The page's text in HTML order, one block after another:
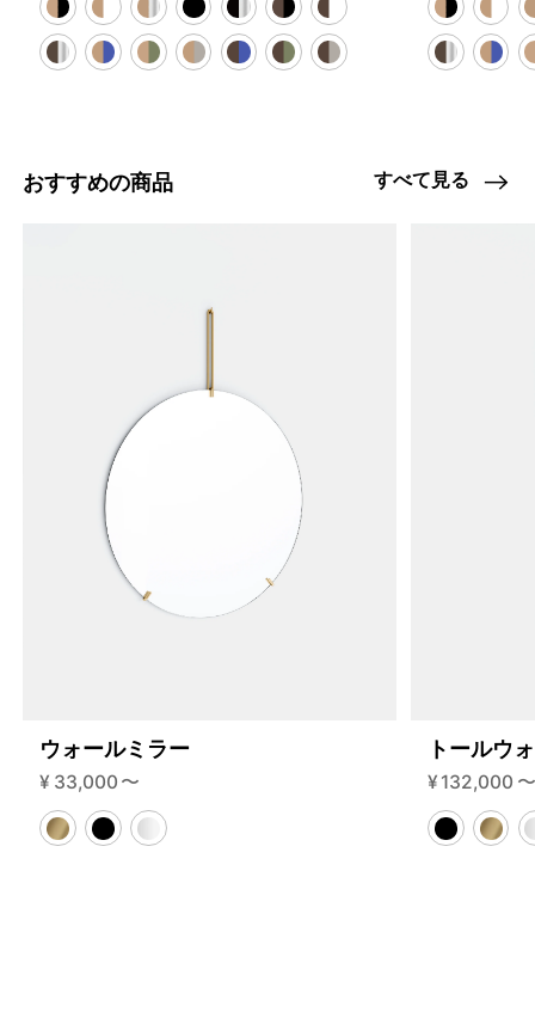
おすすめの商品 すべて見る
ウォールミラー
¥ 33,000 〜
トールウ
¥ 132,000 〜